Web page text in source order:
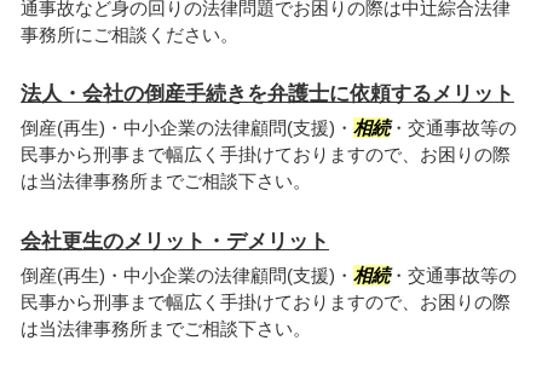
通事故など身の回りの法律問題でお困りの際は中辻綜合法律
事務所にご相談ください。
法人・会社の倒産手続きを弁護士に依頼するメリット
倒産(再生)・中小企業の法律顧問(支援)・ 相続・交通事故等の
民事から刑事まで幅広く手掛けておりますので、お困りの際
は当法律事務所までご相談下さい。
会社更生のメリット・デメリット
倒産(再生)・中小企業の法律顧問(支援)・ 相続・交通事故等の
民事から刑事まで幅広く手掛けておりますので、お困りの際
は当法律事務所までご相談下さい。